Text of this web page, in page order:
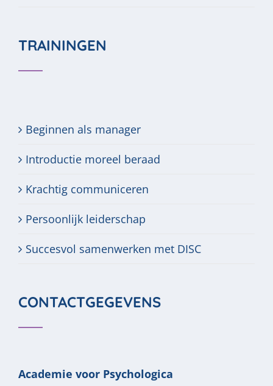
TRAININGEN
Beginnen als manager
Introductie moreel beraad
Krachtig communiceren
Persoonlijk leiderschap
Succesvol samenwerken met DISC
CONTACTGEGEVENS
Academie voor Psychologica